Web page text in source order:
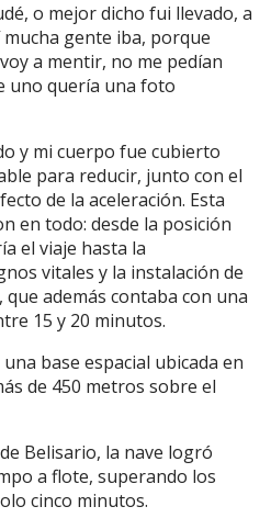
o mejor dicho fui llevado, a
mucha gente iba, porque
a mentir, no me pedían
uno quería una foto
y mi cuerpo fue cubierto
para reducir, junto con el
de la aceleración. Esta
en todo: desde la posición
el viaje hasta la
vitales y la instalación de
además contaba con una
15 y 20 minutos.
base espacial ubicada en
de 450 metros sobre el
Belisario, la nave logró
a flote, superando los
cinco minutos.